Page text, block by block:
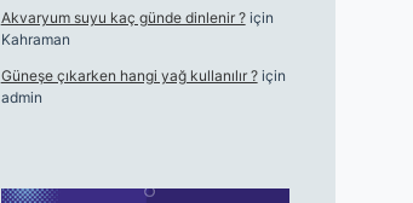
Akvaryum suyu kaç günde dinlenir ?için
Kahraman
Güneşe çıkarken hangi yağ kullanılır ?için
admin